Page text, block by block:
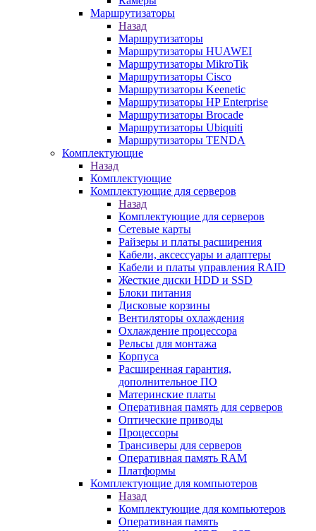
Маршрутизаторы
Назад
Маршрутизаторы
Маршрутизаторы HUAWEI
Маршрутизаторы MikroTik
Маршрутизаторы Cisco
Маршрутизаторы Keenetic
Маршрутизаторы HP Enterprise
Маршрутизаторы Brocade
Маршрутизаторы Ubiquiti
Маршрутизаторы TENDA
Комплектующие
Назад
Комплектующие
Комплектующие для серверов
Назад
Комплектующие для серверов
Сетевые карты
Райзеры и платы расширения
Кабели, аксессуары и адаптеры
Кабели и платы управления RAID
Жесткие диски HDD и SSD
Блоки питания
Дисковые корзины
Вентиляторы охлаждения
Охлаждение процессора
Рельсы для монтажа
Корпуса
Расширенная гарантия,
дополнительное ПО
Материнские платы
Оперативная память для серверов
Оптические приводы
Процессоры
Трансиверы для серверов
Оперативная память RAM
Платформы
Комплектующие для компьютеров
Назад
Комплектующие для компьютеров
Оперативная память